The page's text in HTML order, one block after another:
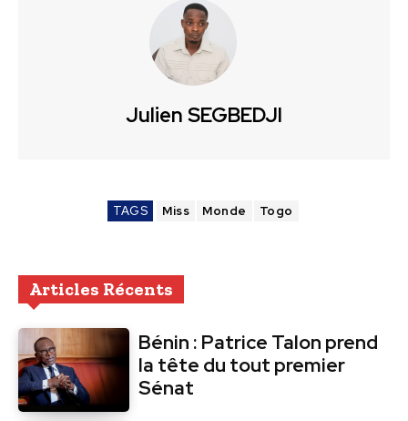
Julien SEGBEDJI
TAGS Miss Monde Togo
Articles Récents
Bénin : Patrice Talon prend
la tête du tout premier
Sénat